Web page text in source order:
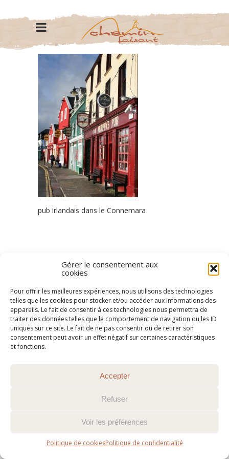
Gérer le consentement aux
cookies
Pour offrir les meilleures expériences, nous utilisons des technologies
telles que les cookies pour stocker et/ou accéder aux informations des
appareils. Le fait de consentir à ces technologies nous permettra de
traiter des données telles que le comportement de navigation ou les ID
uniques sur ce site. Le fait de ne pas consentir ou de retirer son
consentement peut avoir un effet négatif sur certaines caractéristiques
et fonctions.
Accepter
Refuser
Voir les préférences
Politique de cookiesPolitique de confidentialité
pub irlandais dans le Connemara